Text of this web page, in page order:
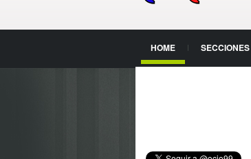
HOME SECCIONES